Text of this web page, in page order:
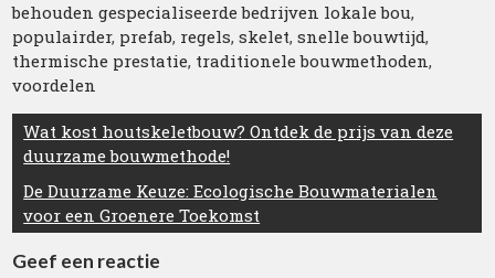
behouden gespecialiseerde bedrijven lokale bou,
populairder, prefab, regels,skelet,snelle bouwtijd,
thermische prestatie, traditionele bouwmethoden,
voordelen
Berichtnavigatie
Wat kost houtskeletbouw? Ontdek de prijs van deze
duurzame bouwmethode!
De Duurzame Keuze: Ecologische Bouwmaterialen
voor een Groenere Toekomst
Geef een reactie